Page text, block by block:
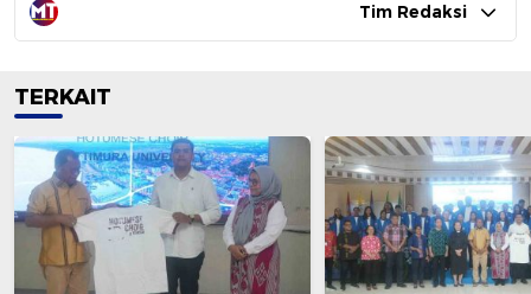
Tim Redaksi
TERKAIT